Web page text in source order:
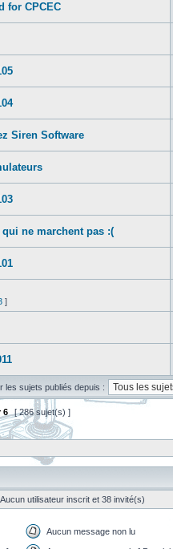
for CPCEC
Siren Software
ne marchent pas :(
]
les sujets publiés depuis :
6 [ 286 sujet(s) ]
utilisateur inscrit et 38 invité(s)
Aucun message non lu